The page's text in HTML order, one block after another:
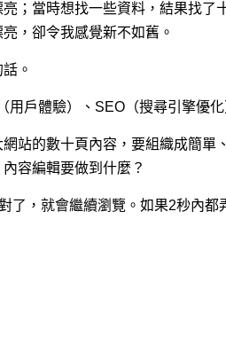
；當時想找一些資料，結果找了
，卻令我感覺新不如舊。
。
戶體驗）、SEO（搜尋引擎優化
站的數十頁內容，要組織成簡單
容編輯要做到什麼？
了，就會繼續瀏覽。如果2秒內都